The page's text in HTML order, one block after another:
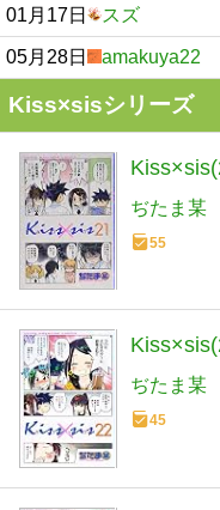
01月17日 スズ
05月28日 amakuya22
Kiss×sisシリーズ
ぢたま某
55
ぢたま某
45